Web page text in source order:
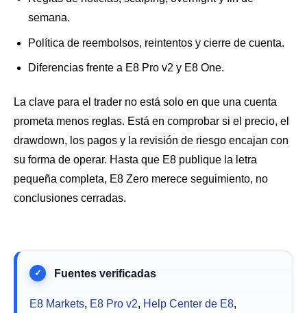
semana.
Política de reembolsos, reintentos y cierre de cuenta.
Diferencias frente a E8 Pro v2 y E8 One.
La clave para el trader no está solo en que una cuenta
prometa menos reglas. Está en comprobar si el precio, el
drawdown, los pagos y la revisión de riesgo encajan con
su forma de operar. Hasta que E8 publique la letra
pequeña completa, E8 Zero merece seguimiento, no
conclusiones cerradas.
E8 Markets, E8 Pro v2, Help Center de E8,